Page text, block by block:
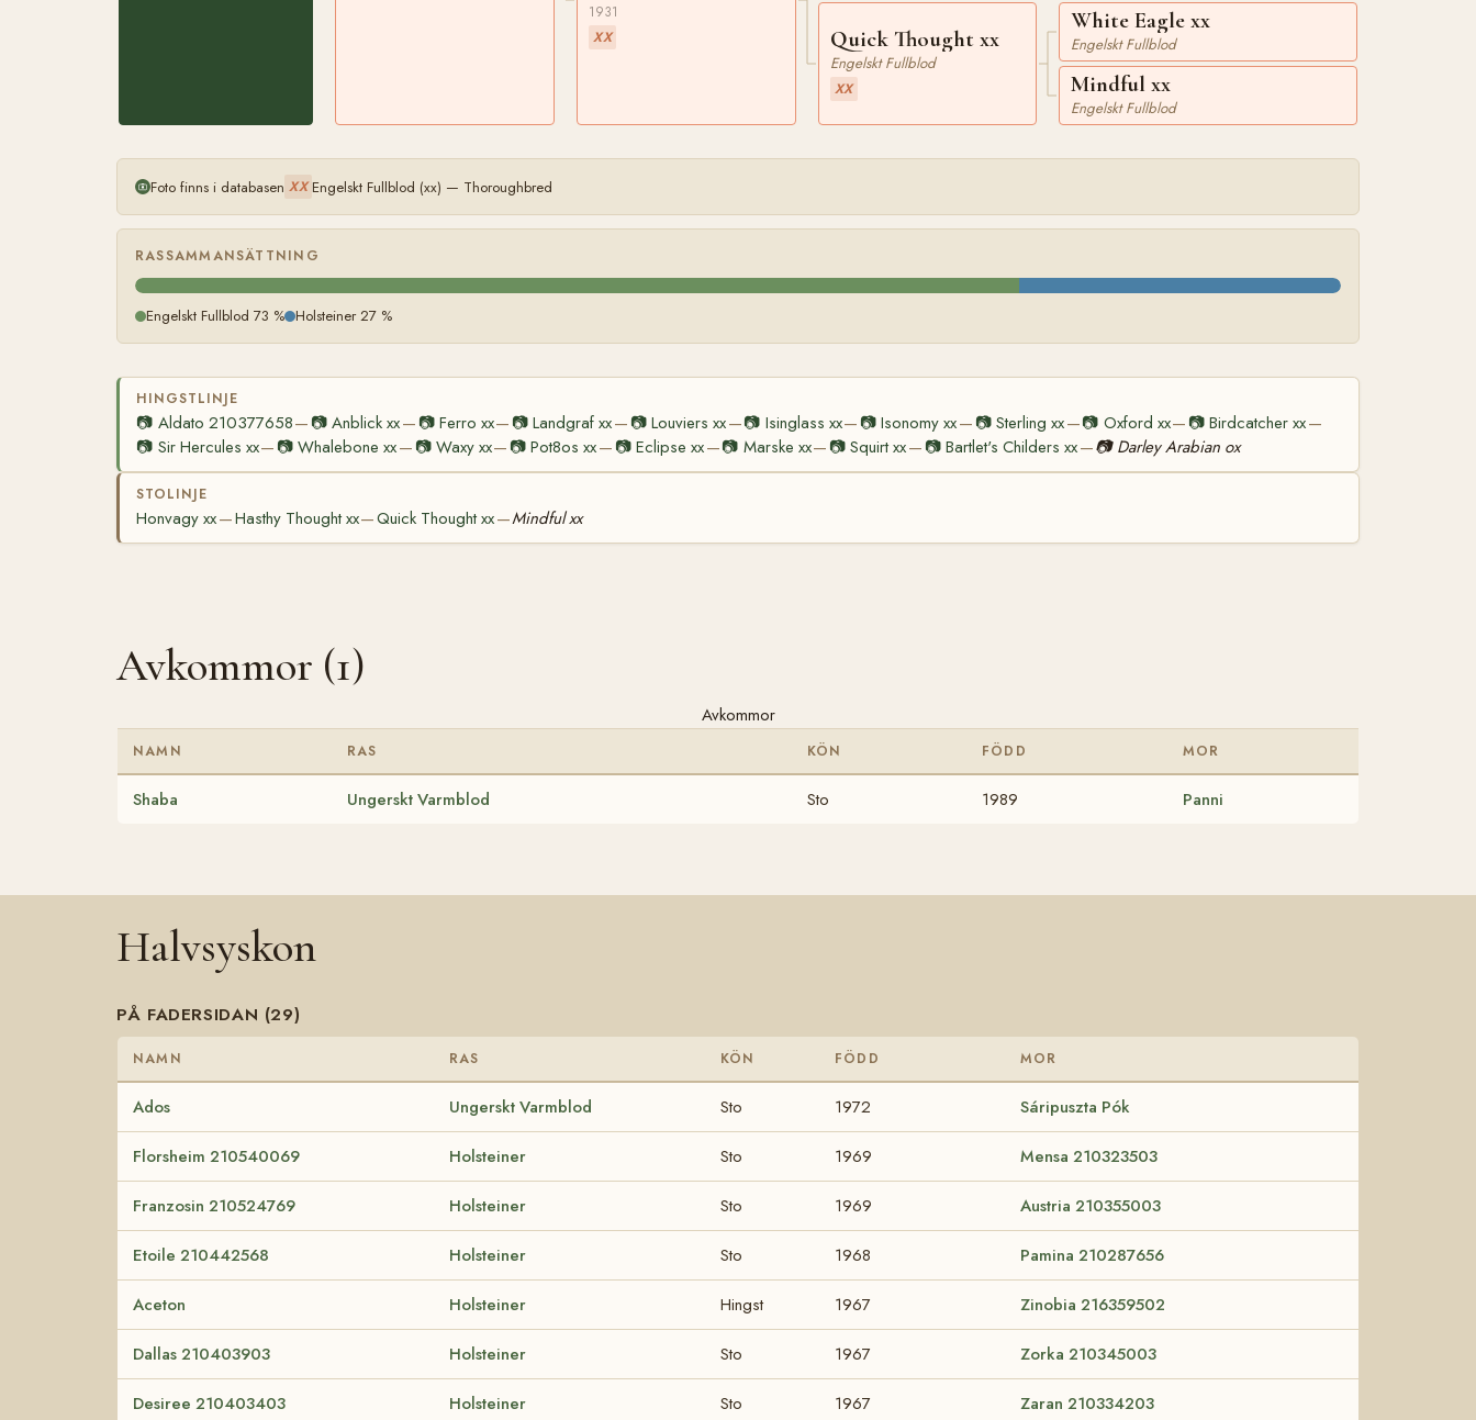
1931
XX
Quick Thought xx
Engelskt Fullblod
XX
White Eagle xx
Engelskt Fullblod
Mindful xx
Engelskt Fullblod
Foto finns i databasen XX Engelskt Fullblod (xx) — Thoroughbred
RASSAMMANSÄTTNING
Engelskt Fullblod 73 % Holsteiner 27 %
HINGSTLINJE
📷 Aldato 210377658— 📷Anblick xx— 📷 Ferro xx— 📷 Landgraf xx— 📷Louviers xx—📷 Isinglass xx— 📷Isonomy xx— 📷Sterling xx—📷 Oxford xx— 📷Birdcatcher xx—
📷 Sir Hercules xx— 📷Whalebone xx— 📷 Waxy xx— 📷 Pot8os xx— 📷Eclipse xx—📷 Marske xx— 📷Squirt xx— 📷Bartlet's Childers xx—📷 Darley Arabian ox
STOLINJE
Honvagy xx—Hasthy Thought xx—Quick Thought xx—Mindful xx
Avkommor (1)
Avkommor
NAMN RAS KÖN FÖDD MOR
Shaba Ungerskt Varmblod Sto 1989 Panni
Halvsyskon
PÅ FADERSIDAN (29)
NAMN RAS KÖN FÖDD MOR
Ados Ungerskt Varmblod Sto 1972 Sáripuszta Pók
Florsheim 210540069 Holsteiner Sto 1969 Mensa 210323503
Franzosin 210524769 Holsteiner Sto 1969 Austria 210355003
Etoile 210442568 Holsteiner Sto 1968 Pamina 210287656
Aceton Holsteiner Hingst 1967 Zinobia 216359502
Dallas 210403903 Holsteiner Sto 1967 Zorka 210345003
Desiree 210403403 Holsteiner Sto 1967 Zaran 210334203